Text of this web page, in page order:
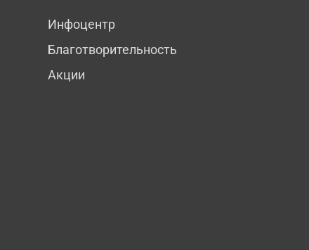
Инфоцентр
Благотворительность
Акции